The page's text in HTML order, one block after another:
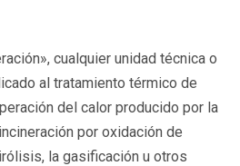
cualquier unidad técnica o
al tratamiento térmico de
del calor producido por la
por oxidación de
la gasificación u otros